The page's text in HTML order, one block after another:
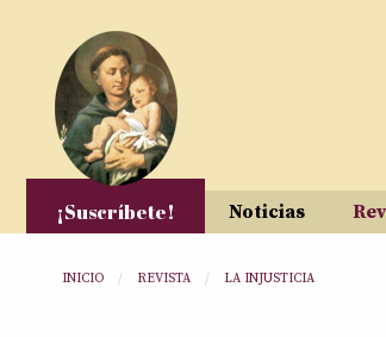
¡Suscríbete! Noticias
Usted está aquí
INICIO REVISTA LA INJUSTICIA